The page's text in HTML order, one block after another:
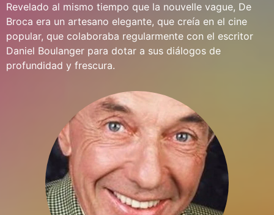
Revelado al mismo tiempo que la nouvelle vague, De
Broca era un artesano elegante, que creía en el cine
popular, que colaboraba regularmente con el escritor
Daniel Boulanger para dotar a sus diálogos de
profundidad y frescura.